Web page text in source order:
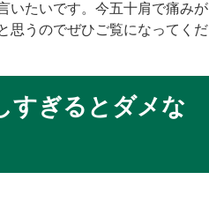
いたいです。今五十肩で痛みが
思うのでぜひご覧になってくだ
すぎるとダメな